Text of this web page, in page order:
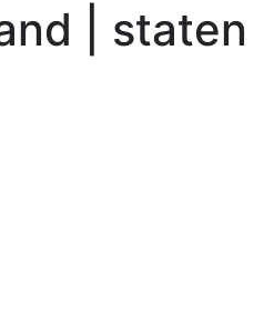
| staten